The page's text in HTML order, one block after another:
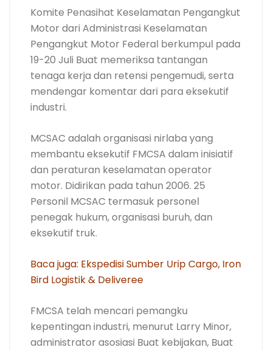
Komite Penasihat Keselamatan Pengangkut
Motor dari Administrasi Keselamatan
Pengangkut Motor Federal berkumpul pada
19-20 Juli Buat memeriksa tantangan
tenaga kerja dan retensi pengemudi, serta
mendengar komentar dari para eksekutif
industri.
MCSAC adalah organisasi nirlaba yang
membantu eksekutif FMCSA dalam inisiatif
dan peraturan keselamatan operator
motor. Didirikan pada tahun 2006. 25
Personil MCSAC termasuk personel
penegak hukum, organisasi buruh, dan
eksekutif truk.
Baca juga: Ekspedisi Sumber Urip Cargo, Iron
Bird Logistik & Deliveree
FMCSA telah mencari pemangku
kepentingan industri, menurut Larry Minor,
administrator asosiasi Buat kebijakan, Buat